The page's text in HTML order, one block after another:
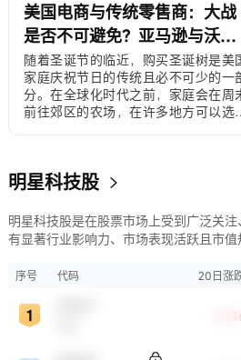
美国电商与传统零售商：大战
是否不可避免？亚马逊与沃尔
玛的对比
随着圣诞节的临近，购买圣诞树是美
家庭庆祝节日的传统且必不可少的一
分。在全球化时代之前，家庭会在周
前往郊区的农场，在许多地方可以选
特（Target）购买价格在30至500美
许多年轻家庭和居住在城市公寓的消
者直接通过移动应用程序下单购买。
明星科技股
明星科技股是在股票市场上受到广泛关注
有显著行业影响力、市场表现活跃且市值
新、市场份额、品牌知名度、盈利能力
股市，特别是科技行业板块乃至全球经
显著影响。
序号 代码 20日涨